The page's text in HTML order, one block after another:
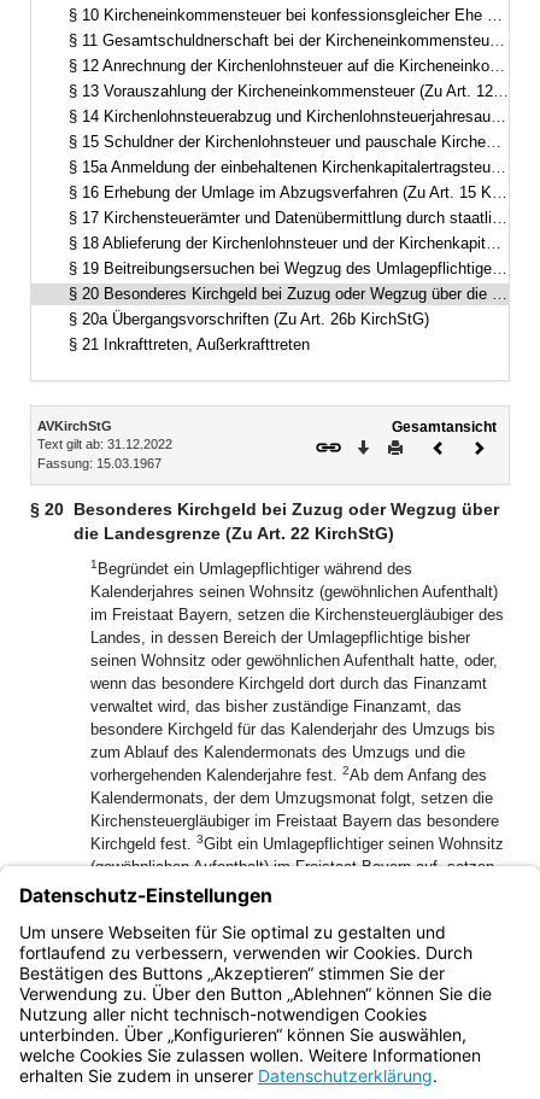
§ 10 Kircheneinkommensteuer bei konfessionsgleicher Ehe bei Austritt oder Eintritt eines Ehegatten (Zu Art. 9 KirchStG)
§ 11 Gesamtschuldnerschaft bei der Kircheneinkommensteuer (Zu Art. 10 KirchStG)
§ 12 Anrechnung der Kirchenlohnsteuer auf die Kircheneinkommensteuer (Zu Art. 11 KirchStG)
§ 13 Vorauszahlung der Kircheneinkommensteuer (Zu Art. 12 KirchStG)
§ 14 Kirchenlohnsteuerabzug und Kirchenlohnsteuerjahresausgleich (Zu Art. 13 KirchStG)
§ 15 Schuldner der Kirchenlohnsteuer und pauschale Kirchenlohnsteuer (Zu Art. 13 KirchStG)
§ 15a Anmeldung der einbehaltenen Kirchenkapitalertragsteuer (Zu Art. 13a KirchStG)
§ 16 Erhebung der Umlage im Abzugsverfahren (Zu Art. 15 KirchStG)
§ 17 Kirchensteuerämter und Datenübermittlung durch staatliche Finanzämter (Zu Art. 17 KirchStG)
§ 18 Ablieferung der Kirchenlohnsteuer und der Kirchenkapitalertragsteuer sowie Außenprüfung (Zu Art. 17 KirchStG)
§ 19 Beitreibungsersuchen bei Wegzug des Umlagepflichtigen aus dem Freistaat Bayern (Zu Art. 17 KirchStG)
§ 20 Besonderes Kirchgeld bei Zuzug oder Wegzug über die Landesgrenze (Zu Art. 22 KirchStG)
§ 20a Übergangsvorschriften (Zu Art. 26b KirchStG)
§ 21 Inkrafttreten, Außerkrafttreten
Inhalt
AVKirchStG
Text gilt ab: 31.12.2022
Fassung: 15.03.1967
Gesamtansicht
Download
DruckenVorheriges
§ 20 Besonderes Kirchgeld bei Zuzug oder Wegzug über
die Landesgrenze (Zu Art. 22 KirchStG)
1 Begründet ein Umlagepflichtiger während des
Kalenderjahres seinen Wohnsitz (gewöhnlichen Aufenthalt)
im Freistaat Bayern, setzen die Kirchensteuergläubiger des
Landes, in dessen Bereich der Umlagepflichtige bisher
seinen Wohnsitz oder gewöhnlichen Aufenthalt hatte, oder,
wenn das besondere Kirchgeld dort durch das Finanzamt
verwaltet wird, das bisher zuständige Finanzamt, das
besondere Kirchgeld für das Kalenderjahr des Umzugs bis
zum Ablauf des Kalendermonats des Umzugs und die
vorhergehenden Kalenderjahre fest. 2Ab dem Anfang des
Kalendermonats, der dem Umzugsmonat folgt, setzen die
Kirchensteuergläubiger im Freistaat Bayern das besondere
Kirchgeld fest. 3Gibt ein Umlagepflichtiger seinen Wohnsitz
(gewöhnlichen Aufenthalt) im Freistaat Bayern auf, setzen
die Kirchensteuergläubiger im Freistaat Bayern das
besondere Kirchgeld für das Kalenderjahr des Umzugs bis
zum Ablauf des Kalendermonats des Umzugs und die
vorhergehenden Kalenderjahre fest.
Bayern.de
BayernPortal